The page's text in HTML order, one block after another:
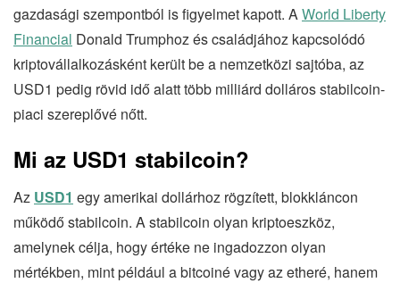
gazdasági szempontból is figyelmet kapott. AWorld Liberty
Financial Donald Trumphoz és családjához kapcsolódó
kriptovállalkozásként került be a nemzetközi sajtóba, az
USD1 pedig rövid idő alatt több milliárd dolláros stabilcoin-
piaci szereplővé nőtt.
Mi az USD1 stabilcoin?
Az USD1 egy amerikai dollárhoz rögzített, blokkláncon
működő stabilcoin. A stabilcoin olyan kriptoeszköz,
amelynek célja, hogy értéke ne ingadozzon olyan
mértékben, mint például a bitcoiné vagy az etheré, hanem